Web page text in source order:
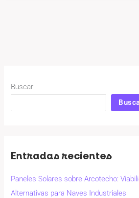
Buscar
Entradas recientes
Paneles Solares sobre Arcotecho:
Alternativas para Naves Industriales